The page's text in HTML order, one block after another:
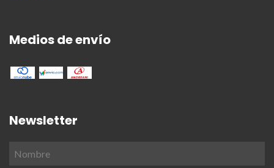
Medios de envío
Newsletter